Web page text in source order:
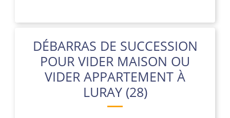
DÉBARRAS DE SUCCESSION
POUR VIDER MAISON OU
VIDER APPARTEMENT À
LURAY (28)